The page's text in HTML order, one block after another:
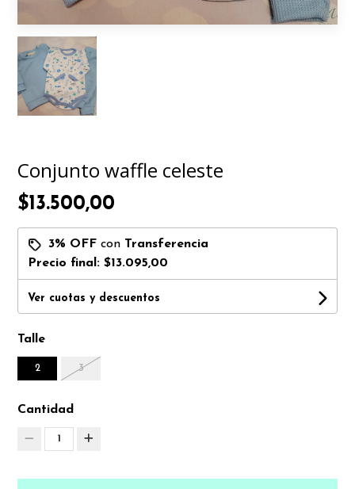
Conjunto waffle celeste
$13.500,00
3% OFF con Transferencia
Precio final:$13.095,00
Ver cuotas y descuentos
Talle
2 3
Cantidad
1